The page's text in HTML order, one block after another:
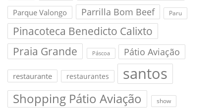
Parque Valongo Parrilla Bom Beef Paru
Pinacoteca Benedicto Calixto
Praia Grande
Páscoa Pátio Aviação
restaurante restaurantes santos
Shopping Pátio Aviação show